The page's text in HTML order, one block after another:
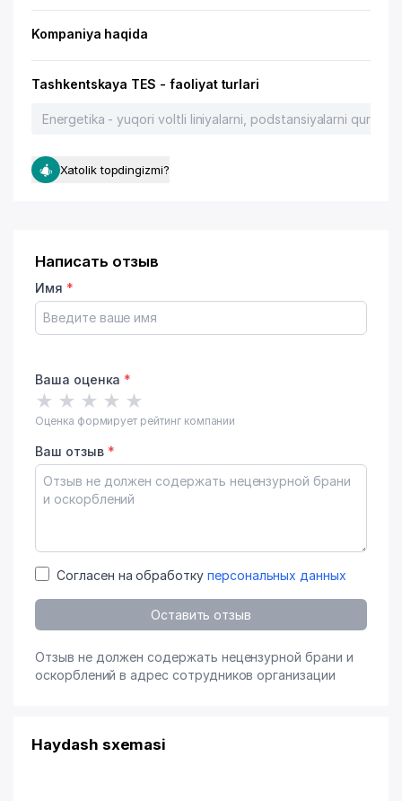
Kompaniya haqida
Tashkentskaya TES - faoliyat turlari
Energetika - yuqori voltli liniyalarni, podstansiyalarni qurish
Xatolik topdingizmi?
Написать отзыв
Имя *
Ваша оценка *
★ ★ ★ ★ ★
Оценка формирует рейтинг компании
Ваш отзыв *
Согласен на обработку персональных данных
Оставить отзыв
Отзыв не должен содержать нецензурной брани и
оскорблений в адрес сотрудников организации
Haydash sxemasi